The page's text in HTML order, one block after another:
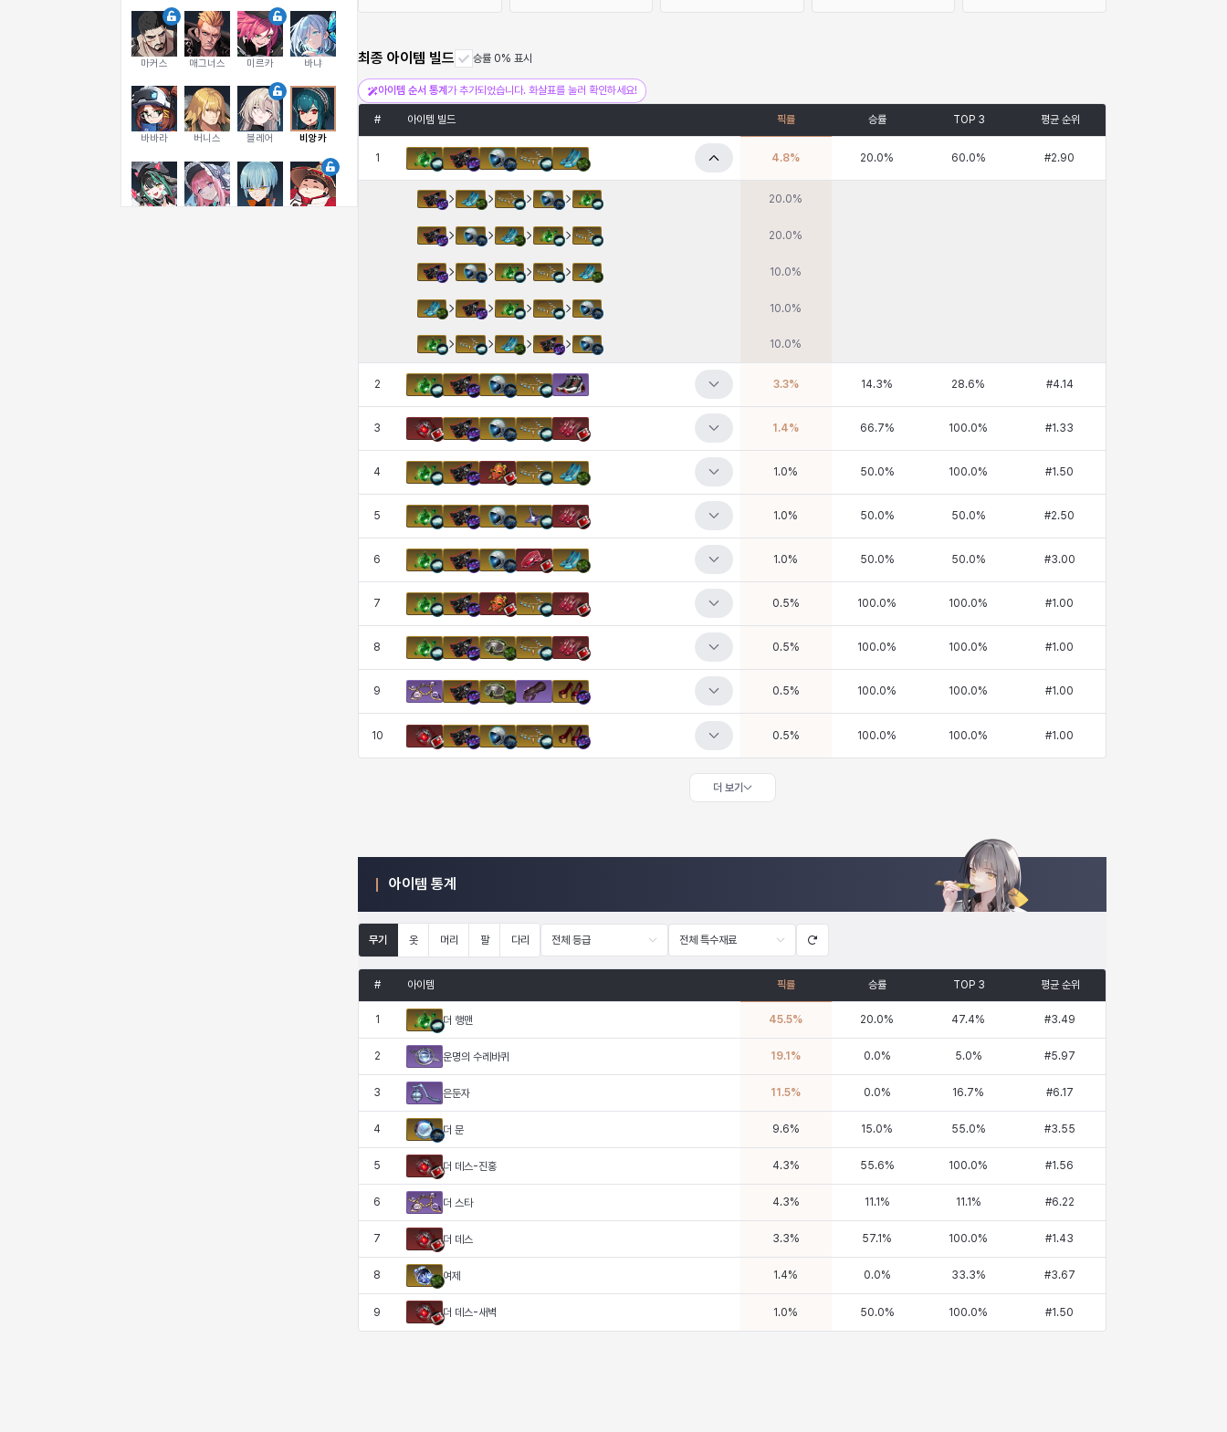
마커스 매그너스 미르카 바냐
바바라 버니스 블레어 비앙카
최종 아이템 빌드 승률 0% 표시
아이템 순서 통계 가 추가되었습니다. 화살표를 눌러 확인하세요!
# 아이템 빌드 픽률 승률 TOP 3 평균 순위
1 4.8% 20.0% 60.0% #2.90
20.0%
20.0%
10.0%
10.0%
10.0%
2 3.3% 14.3% 28.6% #4.14
3 1.4% 66.7% 100.0% #1.33
4 1.0% 50.0% 100.0% #1.50
5 1.0% 50.0% 50.0% #2.50
6 1.0% 50.0% 50.0% #3.00
7 0.5% 100.0% 100.0% #1.00
8 0.5% 100.0% 100.0% #1.00
9 0.5% 100.0% 100.0% #1.00
10 0.5% 100.0% 100.0% #1.00
더 보기
아이템 통계
무기 옷 머리 팔 다리 전체 등급 전체 특수재료
# 아이템 픽률 승률 TOP 3 평균 순위
1 더 행맨 45.5% 20.0% 47.4% #3.49
2 운명의 수레바퀴 19.1 % 0.0% 5.0% #5.97
3 은둔자 11.5% 0.0% 16.7% #6.17
4 더 문 9.6% 15.0% 55.0% #3.55
5 더 데스-진홍 4.3% 55.6% 100.0% #1.56
6 더 스타 4.3% 11.1 % 11.1 % #6.22
7 더 데스 3.3% 57.1 % 100.0% #1.43
8 여제 1.4% 0.0% 33.3% #3.67
9 더 데스-새벽 1.0% 50.0% 100.0% #1.50